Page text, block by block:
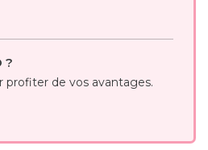
?
profiter de vos avantages.